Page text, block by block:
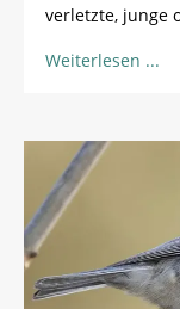
verletzte, junge
Weiterlesen